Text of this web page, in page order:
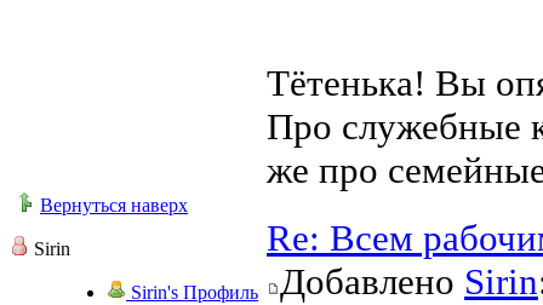
Тётенька! Вы
Про служебные
же про
Вернуться наверх
Sirin
Sirin's Профиль
Re: Всем
Добавлено Sirin